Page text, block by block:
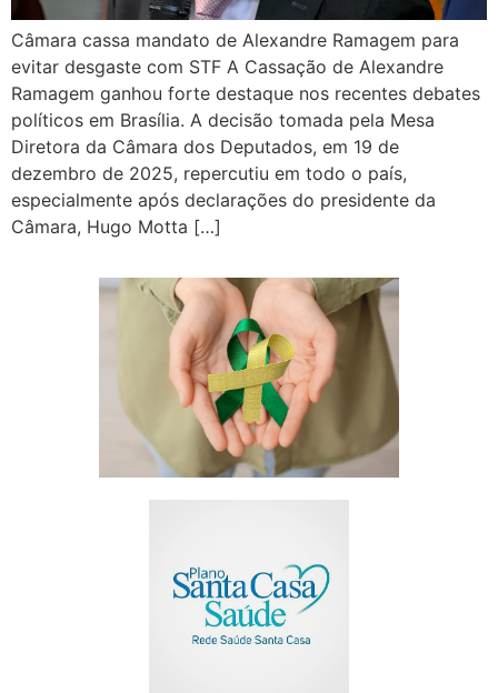
Câmara cassa mandato de Alexandre Ramagem para
evitar desgaste com STF A Cassação de Alexandre
Ramagem ganhou forte destaque nos recentes debates
políticos em Brasília. A decisão tomada pela Mesa
Diretora da Câmara dos Deputados, em 19 de
dezembro de 2025, repercutiu em todo o país,
especialmente após declarações do presidente da
Câmara, Hugo Motta […]